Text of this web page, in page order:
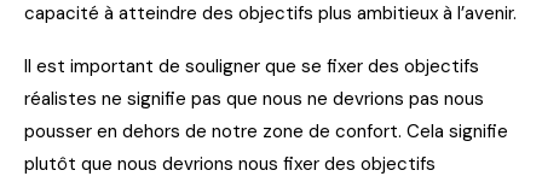
capacité à atteindre des objectifs plus ambitieux à l’avenir.
Il est important de souligner que se fixer des objectifs
réalistes ne signifie pas que nous ne devrions pas nous
pousser en dehors de notre zone de confort. Cela signifie
plutôt que nous devrions nous fixer des objectifs